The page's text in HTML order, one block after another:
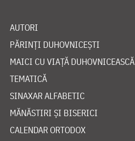
AUTORI
PĂRINȚI DUHOVNICEȘTI
MAICI CU VIAȚĂ DUHOVNICEASCĂ
TEMATICĂ
SINAXAR ALFABETIC
MĂNĂSTIRI ȘI BISERICI
CALENDAR ORTODOX